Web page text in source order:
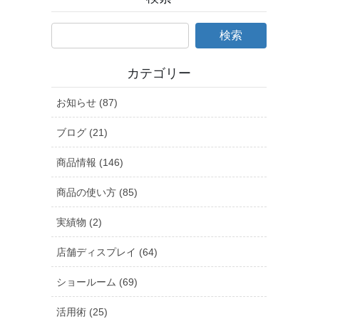
カテゴリー
お知らせ (87)
ブログ (21)
商品情報 (146)
商品の使い方 (85)
実績物 (2)
店舗ディスプレイ (64)
ショールーム (69)
活用術 (25)